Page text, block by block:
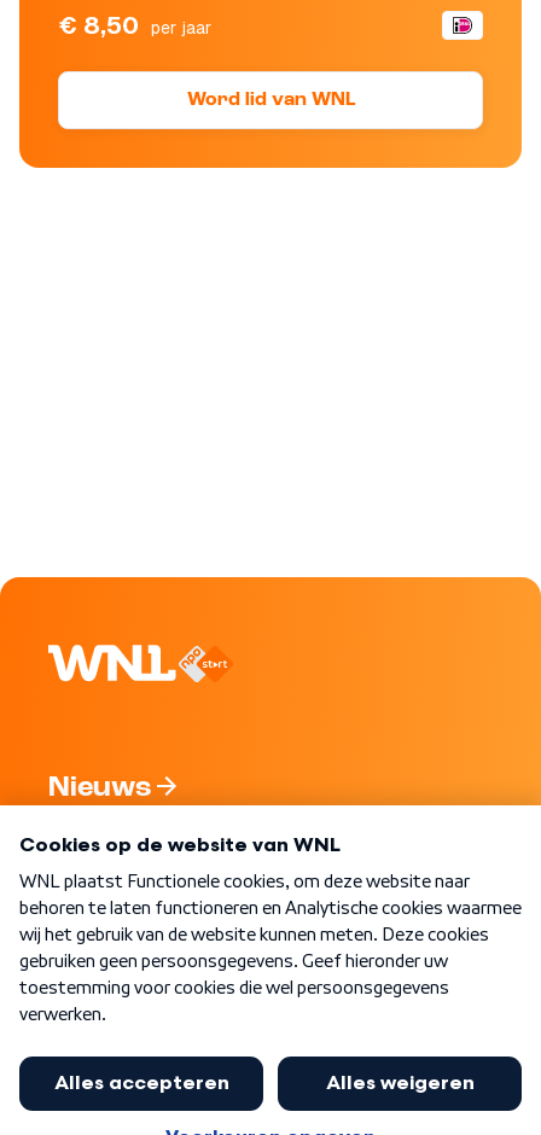
€ 8,50 per jaar
Word lid van WNL
Nieuws
Nieuwsbrief
Word Lid